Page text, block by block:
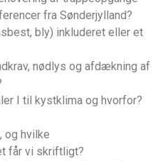
fra Sønderjylland?
bly) inkluderet eller et
nødlys og afdækning af
I til kystklima og hvorfor?
og hvilke
får vi skriftligt?